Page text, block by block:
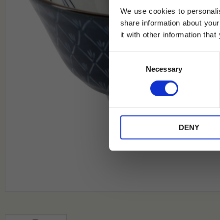
We use cookies to
share information about
it with other information that
Necessary
DENY
Jag samtycker till Tehuset Javas
* Rabatten gäller endast online på
på ordinarie priser och kan ej